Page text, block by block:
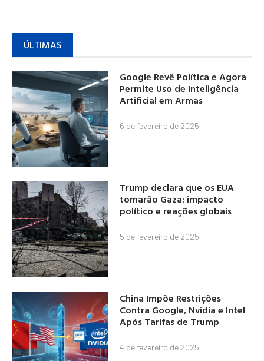
ÚLTIMAS
Google Revê Política e Agora
Permite Uso de Inteligência
Artificial em Armas
6 de fevereiro de 2025
Trump declara que os EUA
tomarão Gaza: impacto
político e reações globais
5 de fevereiro de 2025
China Impõe Restrições
Contra Google, Nvidia e Intel
Após Tarifas de Trump
4 de fevereiro de 2025